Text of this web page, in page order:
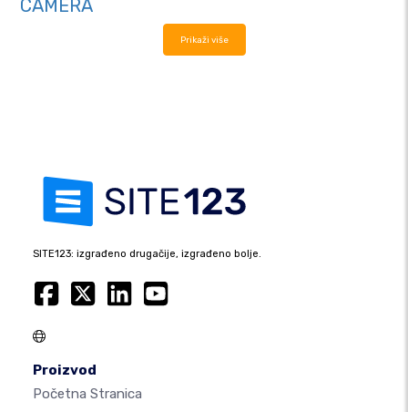
CAMERA
Prikaži više
SITE123: izgrađeno drugačije, izgrađeno bolje.
Proizvod
Početna Stranica